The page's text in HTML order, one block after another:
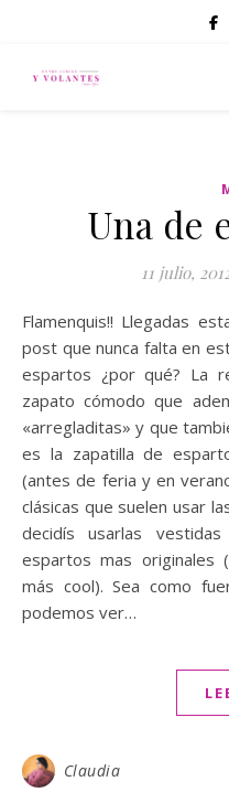
Una de
11 julio,
Flamenquis!! Llegadas estas fechas veraniegas si hay un
post que nunca falta en
espartos ¿por qué? La
zapato cómodo que
«arregladitas» y que
es la zapatilla de
(antes de feria y en
clásicas que suelen usar
decidís usarlas
espartos mas
más cool). Sea como
podemos ver…
Claudia